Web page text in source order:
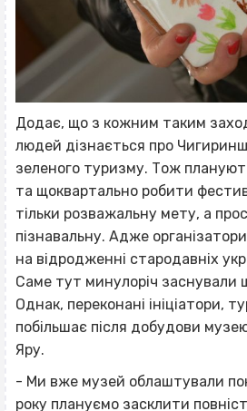
Додає, що з кожним таким
людей дізнається про
зеленого туризму. Тож
та щоквартально робити
тільки розважальну мету, а
пізнавальну. Адже
на відродженні стародавніх
Саме тут минулоріч заснували
Однак, переконані ініціатори,
побільшає після добудови
Яру.
- Ми вже музей облаштували
року плануємо засклити